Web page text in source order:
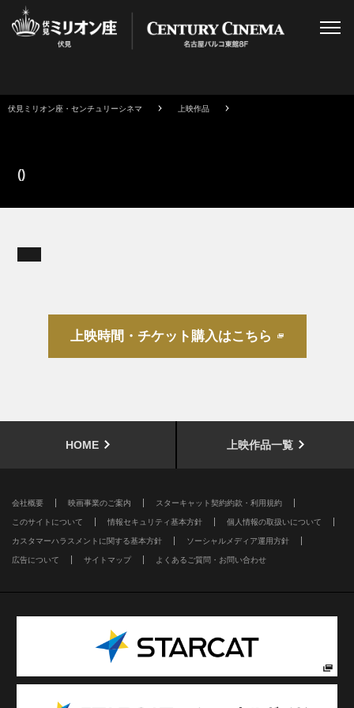
伏見ミリオン座・センチュリーシネマ 上映作品
()
上映時間・チケット購入はこちら
HOME 上映作品一覧
会社概要 映画事業のご案内 スターキャット契約約款・利用規約
このサイトについて 情報セキュリティ基本方針 個人情報の取扱いについて
カスタマーハラスメントに関する基本方針 ソーシャルメディア運用方針
広告について サイトマップ よくあるご質問・お問い合わせ